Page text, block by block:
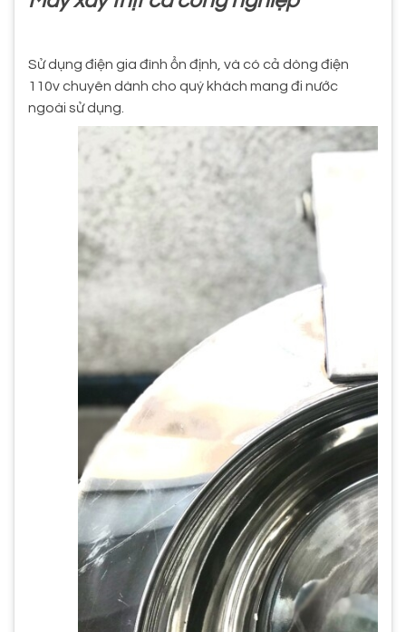
Sử dụng điện gia đình ổn định, và có cả dòng điện
110v chuyên dành cho quý khách mang đi nước
ngoài sử dụng.